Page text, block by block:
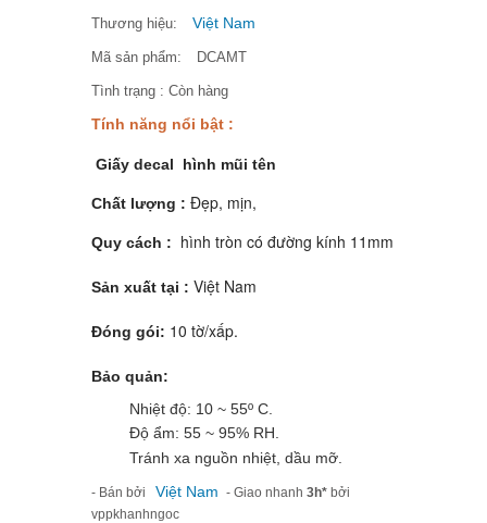
Thương hiệu: Việt Nam
Mã sản phẩm: DCAMT
Tình trạng : Còn hàng
Tính năng nổi bật :
Giấy decal hình mũi tên
Chất lượng : Đẹp, mịn,
Quy cách : hình tròn có đường kính 11mm
Sản xuất tại : Việt Nam
Đóng gói: 10 tờ/xấp.
Bảo quản:
Nhiệt độ: 10 ~ 55º C.
Độ ẩm: 55 ~ 95% RH.
Tránh xa nguồn nhiệt, dầu mỡ.
- Bán bởi Việt Nam - Giao nhanh 3h* bởi
vppkhanhngoc